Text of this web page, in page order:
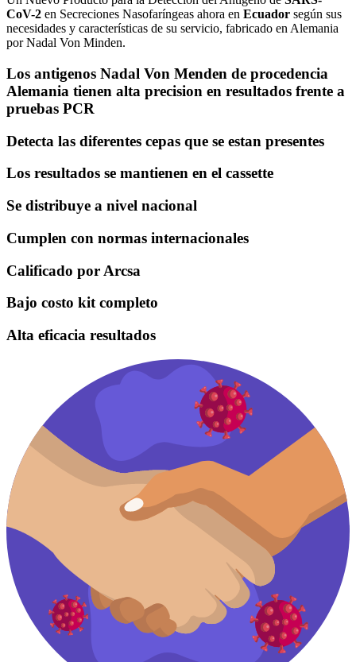
CoV-2 en Secreciones Nasofaríngeas ahora en Ecuador según sus
necesidades y características de su servicio, fabricado en Alemania
por Nadal Von Minden.
Los antigenos Nadal Von Menden de procedencia
Alemania tienen alta precision en resultados frente a
pruebas PCR
Detecta las diferentes cepas que se estan presentes
Los resultados se mantienen en el cassette
Se distribuye a nivel nacional
Cumplen con normas internacionales
Calificado por Arcsa
Bajo costo kit completo
Alta eficacia resultados